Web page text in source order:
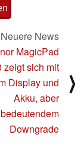
Neuere News
MagicPad
zeigt sich mit
Display und
Akku, aber
bedeutendem
Downgrade
⟩